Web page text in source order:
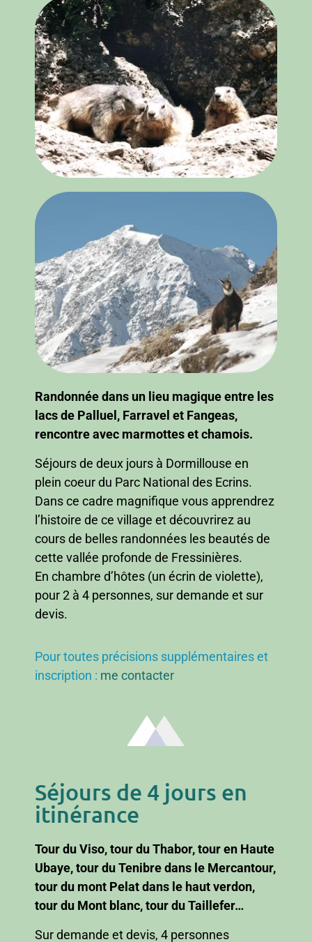
Randonnée dans un lieu magique entre les
lacs de Palluel, Farravel et Fangeas,
rencontre avec marmottes et chamois.
Séjours de deux jours à Dormillouse en
plein coeur du Parc National des Ecrins.
Dans ce cadre magnifique vous apprendrez
l’histoire de ce village et découvrirez au
cours de belles randonnées les beautés de
cette vallée profonde de Fressinières.
En chambre d’hôtes (un écrin de violette),
pour 2 à 4 personnes, sur demande et sur
devis.
Pour toutes précisions supplémentaires et
inscription : me contacter
Séjours de 4 jours en
itinérance
Tour du Viso, tour du Thabor, tour en Haute
Ubaye, tour du Tenibre dans le Mercantour,
tour du mont Pelat dans le haut verdon,
tour du Mont blanc, tour du Taillefer…
Sur demande et devis, 4 personnes